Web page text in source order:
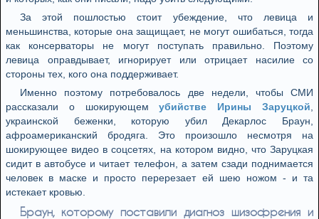
За этой пошлостью стоит убеждение, что левица и
меньшинства, которые она защищает, не могут ошибаться, тогда
как консерваторы не могут поступать правильно. Поэтому
левица оправдывает, игнорирует или отрицает насилие со
стороны тех, кого она поддерживает.
Именно поэтому потребовалось две недели, чтобы СМИ
рассказали о шокирующемубийстве Ирины Заруцкой
украинской беженки, которую убил Декарлос Браун,
афроамериканский бродяга. Это произошло несмотря на
шокирующее видео в соцсетях, на котором видно, что Заруцкая
сидит в автобусе и читает телефон, а затем сзади поднимается
человек в маске и просто перерезает ей шею ножом - и та
истекает кровью.
Браун, которому поставили диагноз шизофрения и